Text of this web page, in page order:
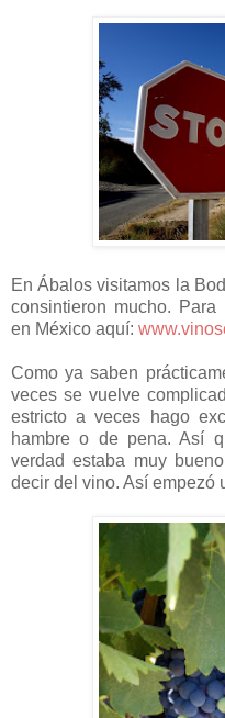
En Ábalos visitamos la
consintieron mucho.
en México aquí:
Como ya saben
veces se vuelve
estricto a veces hago
hambre o de pena. Así
verdad estaba muy
decir del vino. Así empezó